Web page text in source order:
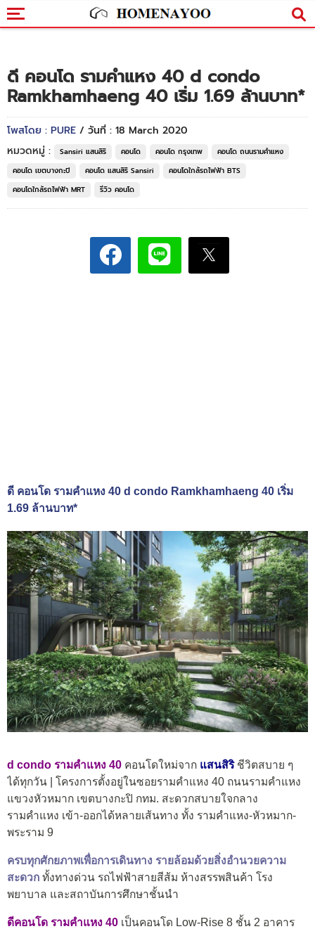
ดี คอนโด รามคำแหง 40 d condo
Ramkhamhaeng 40 เริ่ม 1.69 ล้านบาท*
โพสโดย : PURE / วันที่ : 18 March 2020
หมวดหมู่ :
Sansiri แสนสิริ คอนโด คอนโด กรุงเทพ
คอนโด ถนนรามคำแหง
คอนโด เขตบางกะปิ
คอนโด แสนสิริ Sansiri
คอนโดใกล้รถไฟฟ้า BTS
คอนโดใกล้รถไฟฟ้า MRT
รีวิว คอนโด
ดี คอนโด รามคำแหง 40 d condo Ramkhamhaeng 40 เริ่ม
1.69 ล้านบาท*
d condo รามคำแหง 40 คอนโดใหม่จาก แสนสิริ ชีวิตสบาย ๆ
ได้ทุกวัน | โครงการตั้งอยู่ในซอยรามคำแหง 40 ถนนรามคำแหง
แขวงหัวหมาก เขตบางกะปิ กทม. สะดวกสบายใจกลาง
รามคำแหง เข้า-ออกได้หลายเส้นทาง ทั้ง รามคำแหง-หัวหมาก-
พระราม 9​
ครบทุกศักยภาพเพื่อการเดินทาง รายล้อมด้วยสิ่งอำนวยความ
สะดวก​ ทั้งทางด่วน รถไฟฟ้าสายสีส้ม ห้างสรรพสินค้า โรง
พยาบาล และสถาบันการศึกษาชั้นนำ
ดีคอนโด รามคำแหง 40 เป็นคอนโด Low-Rise 8 ชั้น 2 อาคาร